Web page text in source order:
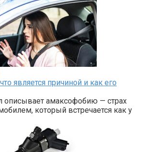
является причиной и как его
описывает амаксофобию — страх
который встречается как у